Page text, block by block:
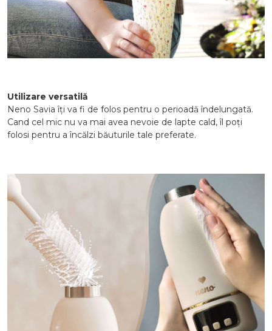
Utilizare versatilă
Neno Savia îți va fi de folos pentru o perioadă îndelungată.
Cand cel mic nu va mai avea nevoie de lapte cald, îl poți
folosi pentru a încălzi băuturile tale preferate.